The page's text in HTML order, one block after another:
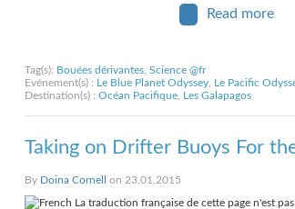
Read more
Tag(s): Bouées dérivantes, Science @fr
Evénement(s) : Le Blue Planet Odyssey, Le Pacific
Destination(s) : Océan Pacifique, Les Galapagos
Taking on Drifter Buoys For
By Doina Cornell on 23.01.2015
La traduction française de cette page n'est